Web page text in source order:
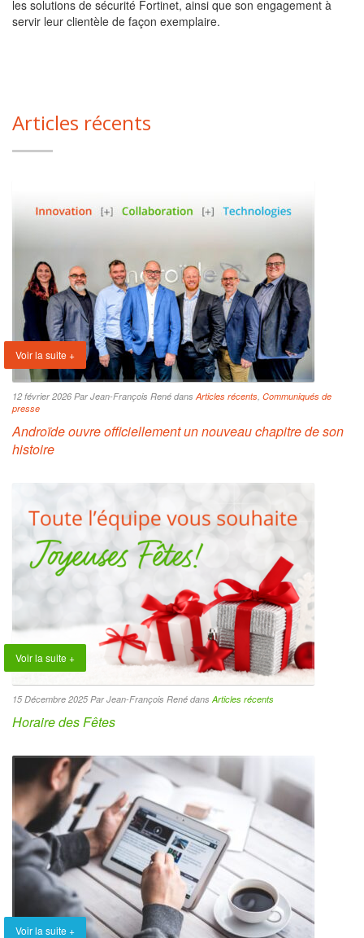
les solutions de sécurité Fortinet, ainsi que son engagement à
servir leur clientèle de façon exemplaire.
Articles récents
Voir la suite +
12 février 2026 Par Jean-François René dans Articles récents Communiqués de
presse
Androïde ouvre officiellement un nouveau chapitre de son
histoire
Voir la suite +
15 Décembre 2025 Par Jean-François René dans Articles récents
Horaire des Fêtes
Voir la suite +